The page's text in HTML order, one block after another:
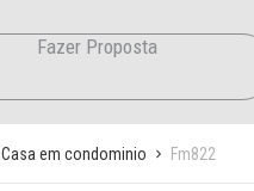
Fazer Proposta
Casa em condominio Fm822